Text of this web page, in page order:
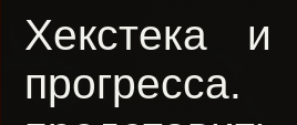
Хекстека